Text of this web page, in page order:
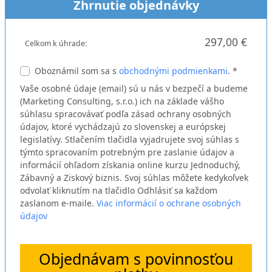
Zhrnutie objednávky
Celkom k úhrade: 297,00 €
Oboznámil som sa s obchodnými podmienkami. *
Vaše osobné údaje (email) sú u nás v bezpečí a budeme
(Marketing Consulting, s.r.o.) ich na základe vášho
súhlasu spracovávať podľa zásad ochrany osobných
údajov, ktoré vychádzajú zo slovenskej a európskej
legislatívy. Stlačením tlačidla vyjadrujete svoj súhlas s
týmto spracovaním potrebným pre zaslanie údajov a
informácií ohľadom získania online kurzu Jednoduchý,
Zábavný a Ziskový biznis. Svoj súhlas môžete kedykoľvek
odvolať kliknutím na tlačidlo Odhlásiť sa každom
zaslanom e-maile. Viac informácií o ochrane osobných
údajov
Objednávam s povinnosťou